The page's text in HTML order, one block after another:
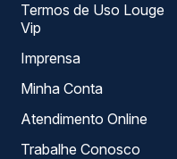
Termos de Uso Louge
Vip
Imprensa
Minha Conta
Atendimento Online
Trabalhe Conosco